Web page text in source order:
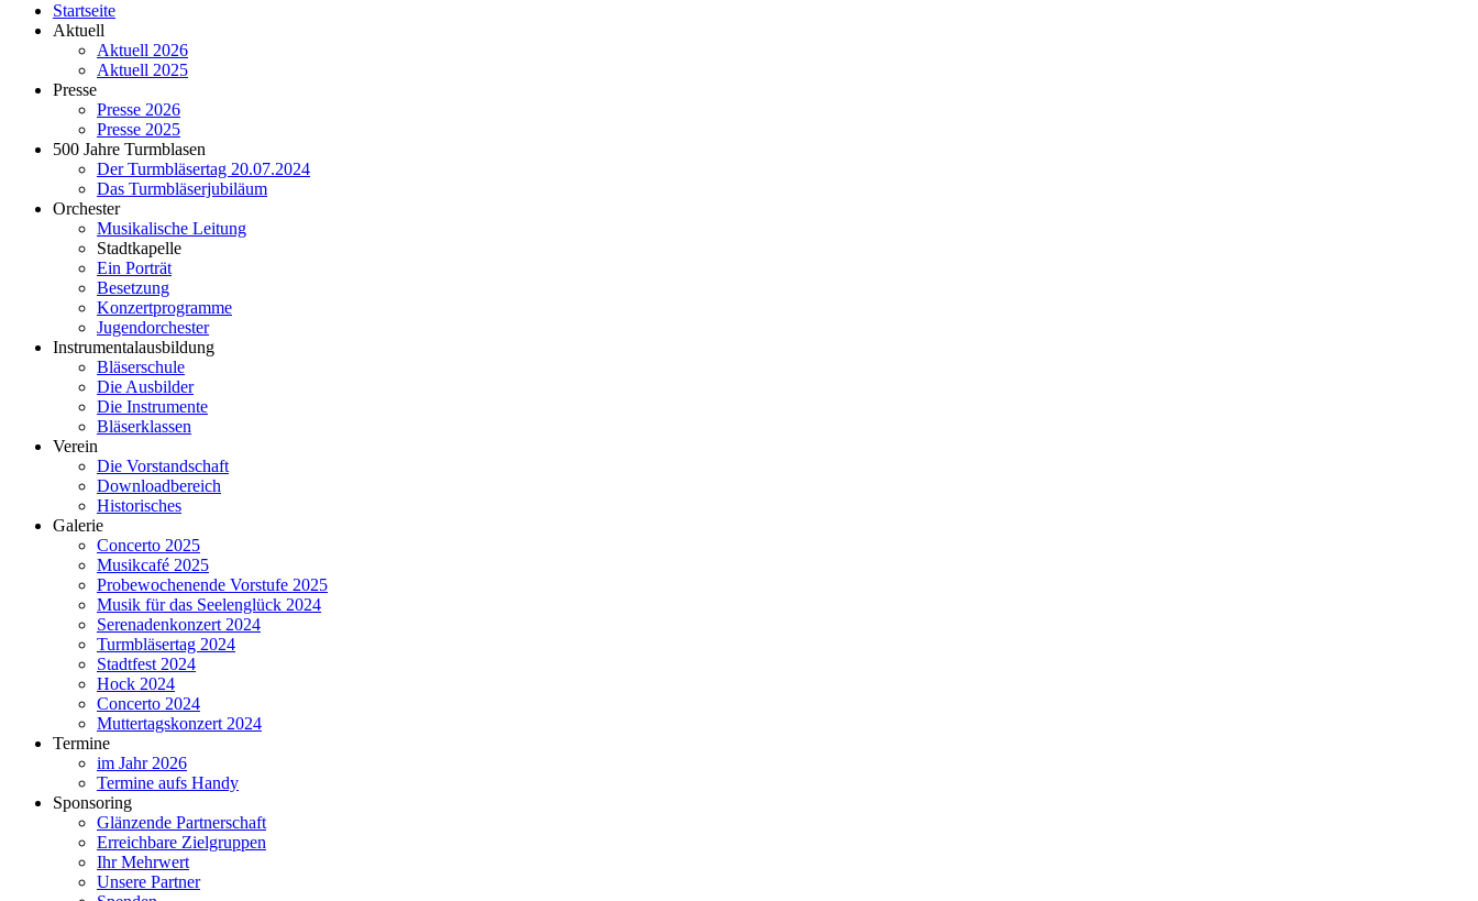
Startseite
Aktuell
Aktuell 2026
Aktuell 2025
Presse
Presse 2026
Presse 2025
500 Jahre Turmblasen
Der Turmbläsertag 20.07.2024
Das Turmbläserjubiläum
Orchester
Musikalische Leitung
Stadtkapelle
Ein Porträt
Besetzung
Konzertprogramme
Jugendorchester
Instrumentalausbildung
Bläserschule
Die Ausbilder
Die Instrumente
Bläserklassen
Verein
Die Vorstandschaft
Downloadbereich
Historisches
Galerie
Concerto 2025
Musikcafé 2025
Probewochenende Vorstufe 2025
Musik für das Seelenglück 2024
Serenadenkonzert 2024
Turmbläsertag 2024
Stadtfest 2024
Hock 2024
Concerto 2024
Muttertagskonzert 2024
Termine
im Jahr 2026
Termine aufs Handy
Sponsoring
Glänzende Partnerschaft
Erreichbare Zielgruppen
Ihr Mehrwert
Unsere Partner